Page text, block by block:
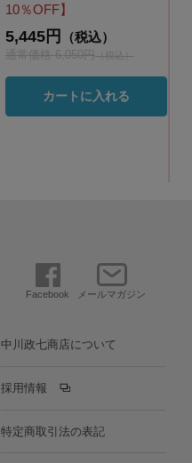
10％OFF】
5,445円 （税込）
通常価格 6,050円 （税込）
カートに入れる
Facebook メールマガジン
中川政七商店について
採用情報
特定商取引法の表記